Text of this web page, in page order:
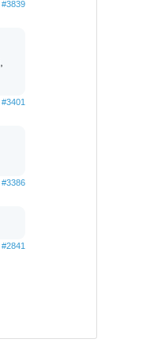
#3839
#3401
#3386
#2841